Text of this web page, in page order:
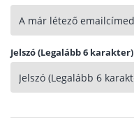
Jelszó (Legalább 6 karakter)